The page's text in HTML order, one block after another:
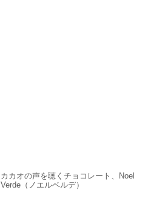
カカオの声を聴くチョコレート、Noel
Verde（ノエルベルデ）